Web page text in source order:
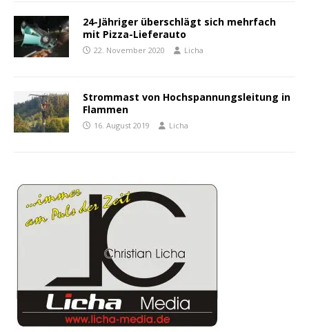
24-Jähriger überschlägt sich mehrfach
mit Pizza-Lieferauto
22. November 2020 Licha
Strommast von Hochspannungsleitung in
Flammen
16. August 2019 Licha